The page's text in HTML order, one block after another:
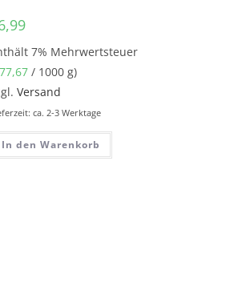
7% Mehrwertsteuer
/ 1000 g)
Versand
ca. 2-3 Werktage
In den Warenkorb